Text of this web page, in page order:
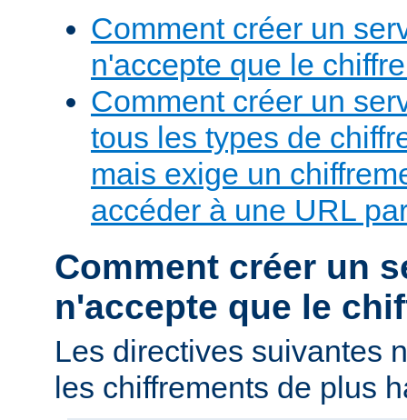
Comment créer un
n'accepte que le
Comment créer un
tous les types de
mais exige un
accéder à une URL
Comment créer un
n'accepte que le
Les directives suivantes
les chiffrements de plus